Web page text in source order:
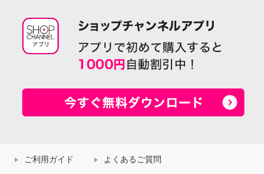
ご利用ガイド よくあるご質問